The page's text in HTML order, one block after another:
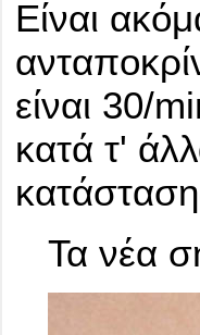
Είναι
είναι 30/
κατά τ'
Τα νέα